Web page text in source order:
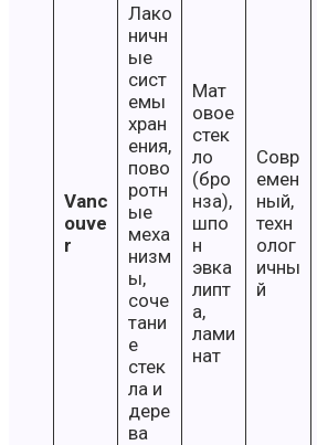
Vanc
ouve
r
Лако
ничн
ые
сист
емы
хран
ения,
пово
ротн
ые
меха
низм
ы,
соче
тани
е
стек
ла и
дере
ва
Мат
овое
стек
ло
(бро
нза),
шпо
н
эвка
липт
а,
лами
нат
Совр
емен
ный,
техн
олог
ичны
й